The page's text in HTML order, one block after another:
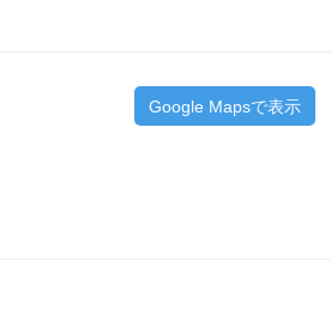
Google Mapsで表示